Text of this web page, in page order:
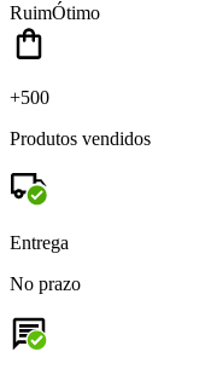
RuimÓtimo
+500
Produtos vendidos
Entrega
No prazo